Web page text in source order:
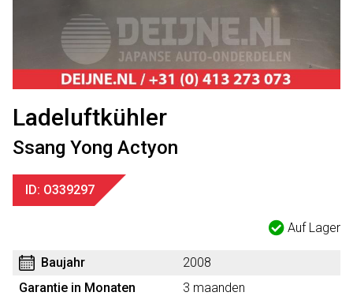
Ladeluftkühler
Ssang Yong Actyon
ID: O339297
Auf Lager
Baujahr
2008
Garantie in Monaten
3 maanden